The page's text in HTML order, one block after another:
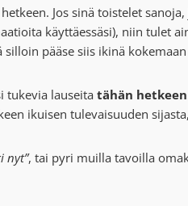
Jos sinä toistelet
käyttäessäsi), niin tulet
pääse siis ikinä
tukevia lauseita tähän hetkeen
ikuisen tulevaisuuden
nyt”, tai pyri muilla tavoilla